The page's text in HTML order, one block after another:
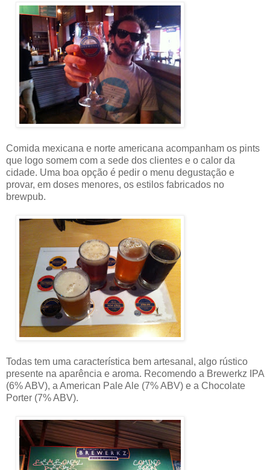
Comida mexicana e norte americana acompanham os pints
que logo somem com a sede dos clientes e o calor da
cidade. Uma boa opção é pedir o menu degustação e
provar, em doses menores, os estilos fabricados no
brewpub.
Todas tem uma característica bem artesanal, algo rústico
presente na aparência e aroma. Recomendo a Brewerkz IPA
(6% ABV), a American Pale Ale (7% ABV) e a Chocolate
Porter (7% ABV).